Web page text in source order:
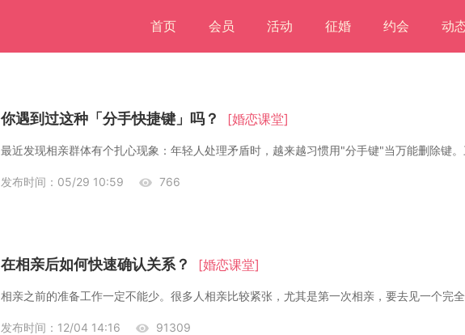
首页 会员 活动 征婚 约会 动
你遇到过这种「分手快捷键」吗？ [婚恋课堂]
最近发现相亲群体有个扎心现象：年轻人处理矛盾时，越来越习惯用"分手键"当万能删除键
发布时间：05/29 10:59 766
在相亲后如何快速确认关系？ [婚恋课堂]
发布时间：12/04 14:16 91309